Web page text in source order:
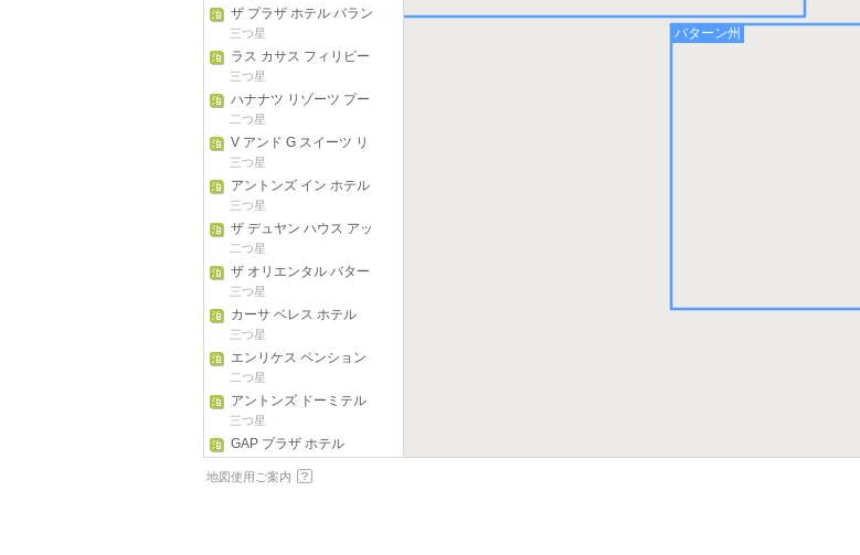
ザ プラザ ホテル バラン
ガ シティ
三つ星
ラス カサス フィリピー
ナス デ アクザル
三つ星
ハナナツ リゾーツ プー
ル
二つ星
V アンド G スイーツ リ
メイ
三つ星
アントンズ イン ホテル
三つ星
ザ デュヤン ハウス アッ
ト シナグタラ リゾート
二つ星
ザ オリエンタル バター
ン
三つ星
カーサ ベレス ホテル
三つ星
エンリケス ペンション
ハウス
二つ星
アントンズ ドーミテル
三つ星
GAP プラザ ホテル
カイ ロッジ
バターン州
地図使用ご案内